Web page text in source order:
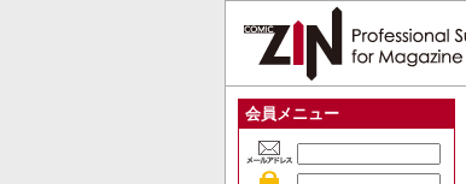
会員メニュー